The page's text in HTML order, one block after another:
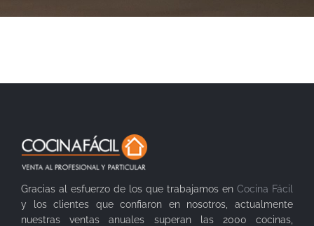
Gracias al esfuerzo de los que trabajamos en Cocina Fácil
y los clientes que confiaron en nosotros, actualmente
nuestras ventas anuales superan las 2000 cocinas,